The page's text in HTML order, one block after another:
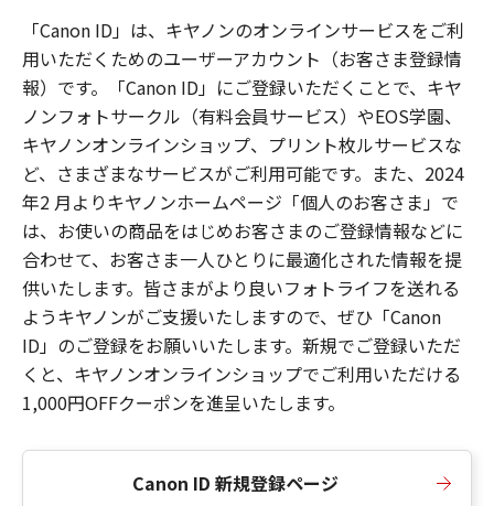
「Canon ID」は、キヤノンのオンラインサービスをご利
用いただくためのユーザーアカウント（お客さま登録情
報）です。「Canon ID」にご登録いただくことで、キヤ
ノンフォトサークル（有料会員サービス）やEOS学園、
キヤノンオンラインショップ、プリント枚ルサービスな
ど、さまざまなサービスがご利用可能です。また、2024
年2 月よりキヤノンホームページ「個人のお客さま」で
は、お使いの商品をはじめお客さまのご登録情報などに
合わせて、お客さま一人ひとりに最適化された情報を提
供いたします。皆さまがより良いフォトライフを送れる
ようキヤノンがご支援いたしますので、ぜひ「Canon
ID」のご登録をお願いいたします。新規でご登録いただ
くと、キヤノンオンラインショップでご利用いただける
1,000円OFFクーポンを進呈いたします。
Canon ID 新規登録ページ